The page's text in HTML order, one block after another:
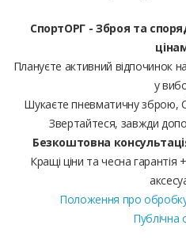
СпортОРГ - Зброя та
Плануєте активний відпочинок
у
Шукаєте пневматичну
Звертайтеся, завжди
Безкоштовна
Кращі ціни та чесна
Положення про
Публічна